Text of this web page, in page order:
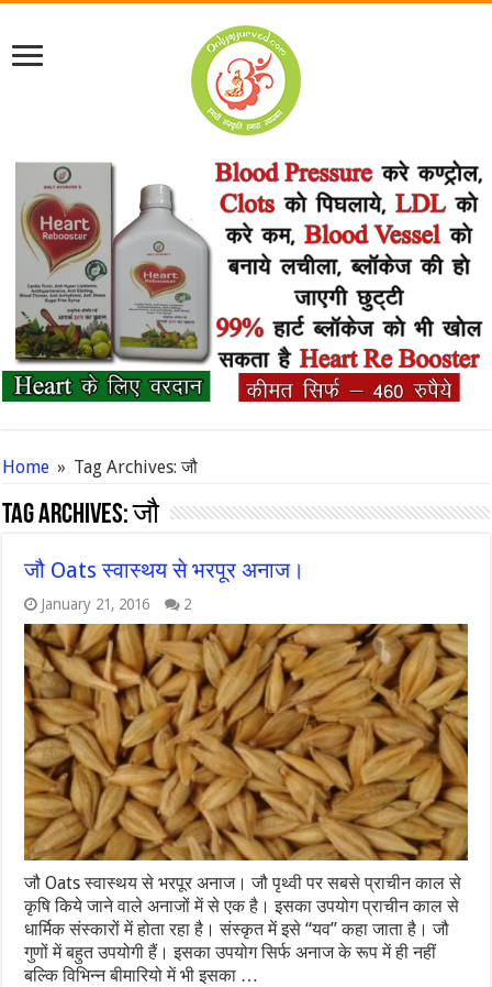
Home » Tag Archives: जौ
Tag Archives:जौ
जौ Oats स्वास्थय से भरपूर अनाज।
January 21, 2016 2
जौ Oats स्वास्थय से भरपूर अनाज। जौ पृथ्वी पर सबसे प्राचीन काल से
कृषि किये जाने वाले अनाजों में से एक है। इसका उपयोग प्राचीन काल से
धार्मिक संस्कारों में होता रहा है। संस्कृत में इसे “यव” कहा जाता है। जौ
गुणों में बहुत उपयोगी हैं। इसका उपयोग सिर्फ अनाज के रूप में ही नहीं
बल्कि विभिन्न बीमारियो में भी इसका …